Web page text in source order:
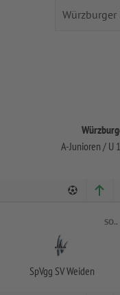
A-Junioren / U
SO..
SpVgg SV Weiden